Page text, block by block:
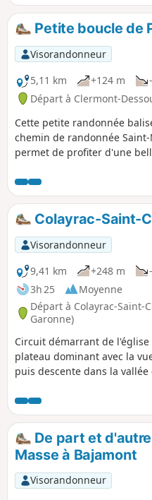
Petite boucle de
Visorandonneur
5,11 km
+124 m
Départ à Clermont-
Cette petite randonnée
chemin de randonnée
permet de profiter d'une
curiosité (mémorial suite à
des chemins très calmes.
enfants.Colayrac-Saint-
Visorandonneur
9,41 km
+248 m
3h 25
Moyenne
Départ à Colayrac-Saint-
Garonne)
Circuit démarrant de
plateau dominant avec la
puis descente dans la
De part et
Masse à Bajamont
Visorandonneur